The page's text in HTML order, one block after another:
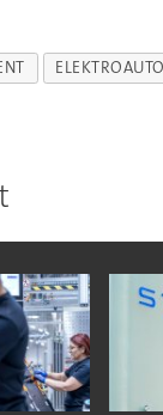
ELEKTROAUTO